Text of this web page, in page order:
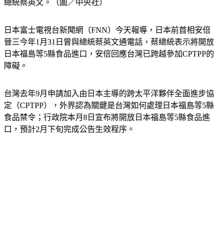
日本富士電視台新聞網（FNN）今天報導，日本前首相安倍
晉三今年1月31日曾與總統蔡英文通電話，蔡總統表示將開放
日本福島等5縣食品進口，安倍回應台灣已跨越參加CPTPP的
台灣去年9月申請加入由日本主導的跨太平洋夥伴全面進步協
定（CPTPP），外界認為關鍵是台灣如何處理日本福島等5縣
食品禁令；行政院本月8日宣布將開放日本福島等5縣食品進